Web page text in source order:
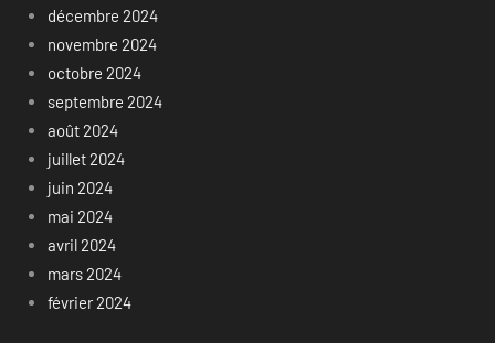
décembre 2024
novembre 2024
octobre 2024
septembre 2024
août 2024
juillet 2024
juin 2024
mai 2024
avril 2024
mars 2024
février 2024